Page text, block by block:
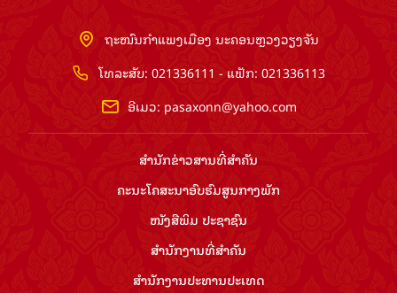
ຖະໜົນກຳແພງເມືອງ ນະຄອນຫຼວງວຽງຈັນ
ໂທລະສັບ: 021336111 - ແຟັກ: 021336113
ອີເມວ: pasaxonn@yahoo.com
ສຳ​ນັກ​ຂ່າວ​ສານ​ທີ່​ສຳ​ຄັນ​
ຄະນະໂຄສະນາອົບຮົມ​ສູນ​ກາງ​ພັກ
ໜັງສືພິມ ປະ​ຊາ​ຊົນ
ສຳ​ນັກ​ງານ​ທີ່​ສຳ​ຄັນ
ສຳ​ນັກ​ງານ​ປະ​ທານ​ປະ​ເທດ